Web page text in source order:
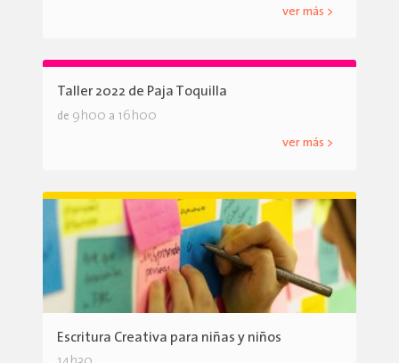
ver más >
Taller 2022 de Paja Toquilla
de 9h00 a 16h00
ver más >
Escritura Creativa para niñas y niños